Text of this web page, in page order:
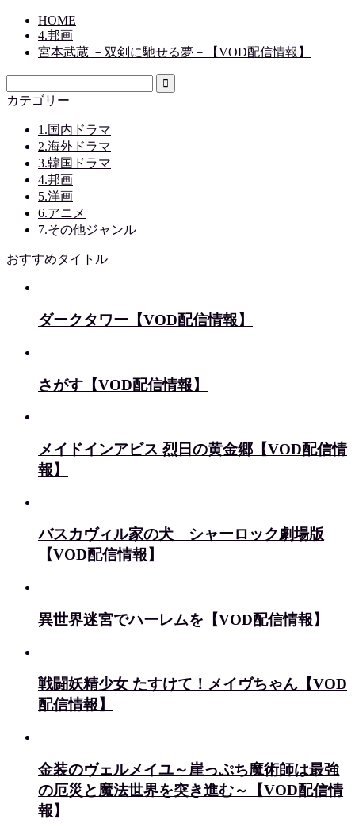
HOME
4.邦画
宮本武蔵 －双剣に馳せる夢－【VOD配信情報】
カテゴリー
1.国内ドラマ
2.海外ドラマ
3.韓国ドラマ
4.邦画
5.洋画
6.アニメ
7.その他ジャンル
おすすめタイトル
ダークタワー【VOD配信情報】
さがす【VOD配信情報】
メイドインアビス 烈日の黄金郷【VOD配信情
報】
バスカヴィル家の犬 シャーロック劇場版
【VOD配信情報】
異世界迷宮でハーレムを【VOD配信情報】
戦闘妖精少女 たすけて！メイヴちゃん【VOD
配信情報】
金装のヴェルメイユ～崖っぷち魔術師は最強
の厄災と魔法世界を突き進む～【VOD配信情
報】